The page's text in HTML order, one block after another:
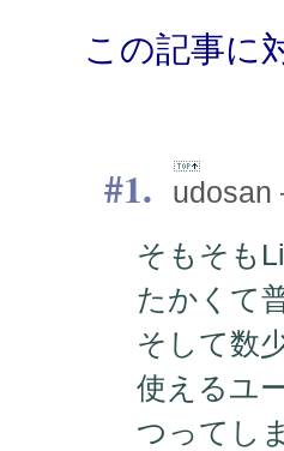
この記事に
1.
udosan
そもそも
たかくて
そして数
使えるユ
つってし